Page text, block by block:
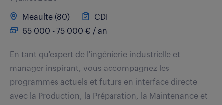
Meaulte (80)
CDI
65 000 - 75 000 € / an
En tant qu'expert de l'ingénierie industrielle et
manager inspirant, vous accompagnez les
programmes actuels et futurs en interface directe
avec la Production, la Préparation, la Maintenance et